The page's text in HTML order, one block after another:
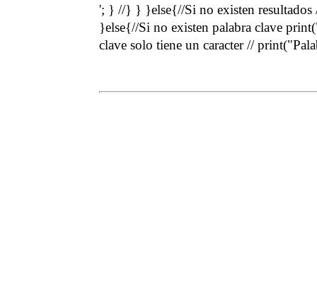
'; } //} } }else{//Si no existen
}else{//Si no existen palabra clave
clave solo tiene un caracter //